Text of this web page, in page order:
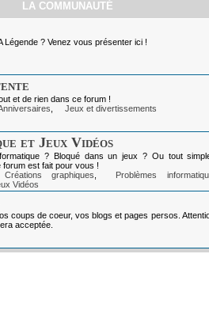
LA COMMUNAUTÉ
Légende ? Venez vous présenter ici !
et de rien dans ce forum !
Jeux et divertissements
et Jeux Vidéos
? Bloqué dans un jeux ? Ou tout
forum est fait pour vous !
Créations graphiques
Problèmes
Vidéos
coups de coeur, vos blogs et pages persos.
acceptée.